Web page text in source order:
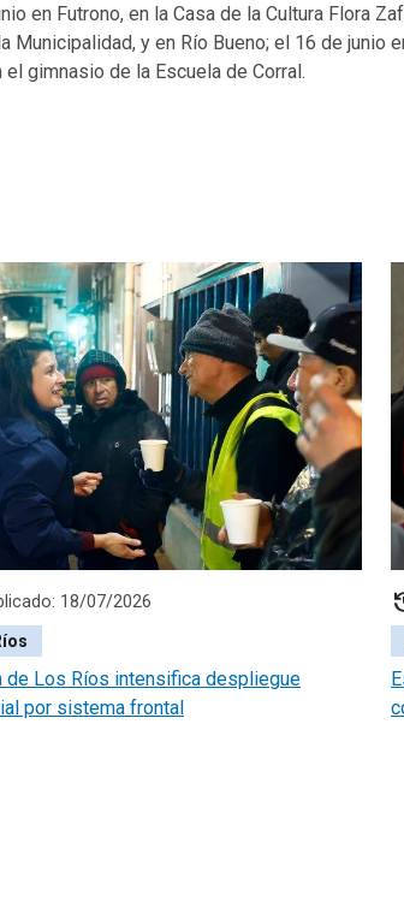
en Futrono, en la Casa de la Cultura Flora
Municipalidad, y en Río Bueno; el 16 de junio
gimnasio de la Escuela de Corral.
18/07/2026
de Los Ríos intensifica despliegue
por sistema frontal